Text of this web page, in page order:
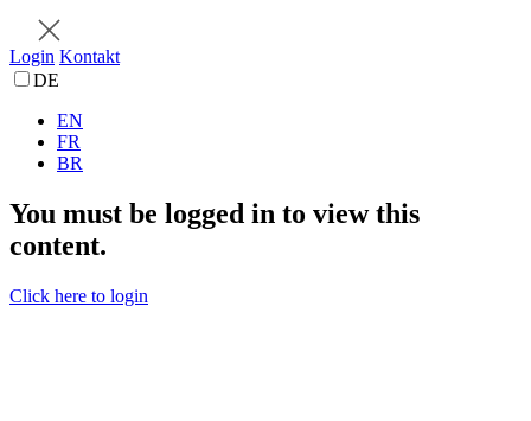
Login Kontakt
DE
EN
FR
BR
You must be logged in to view this
content.
Click here to login